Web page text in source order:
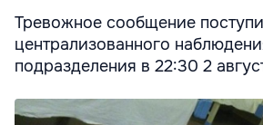
Тревожное сообщение
централизованного
подразделения в 22:30 2